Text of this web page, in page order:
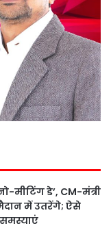
मीटिंग डे’, CM-मंत्री
में उतरेंगे; ऐसे